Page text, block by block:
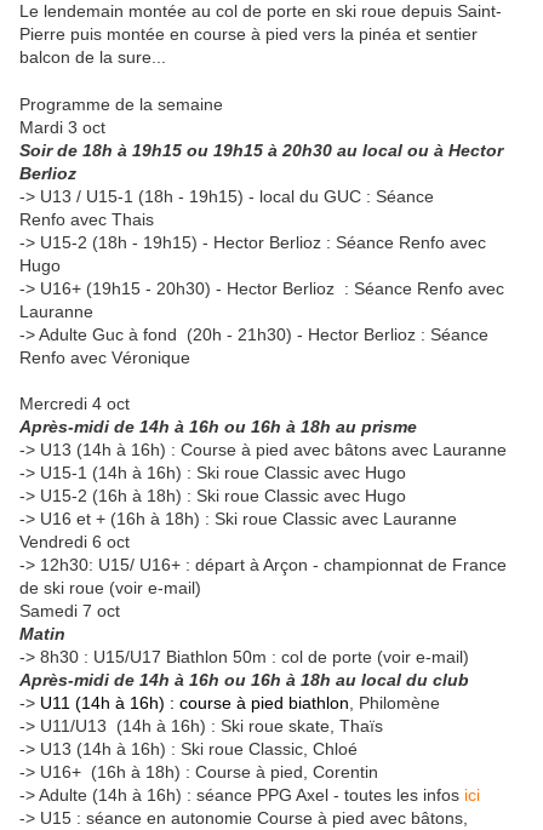
Le lendemain montée au col de porte en ski roue depuis Saint-
Pierre puis montée en course à pied vers la pinéa et sentier
balcon de la sure...
Programme de la semaine
Mardi 3 oct
Soir de 18h à 19h15 ou 19h15 à 20h30 au local ou à Hector
Berlioz
-> U13 / U15-1 (18h - 19h15) - local du GUC : Séance
Renfo avec Thais
-> U15-2 (18h - 19h15) - Hector Berlioz : Séance Renfo avec
Hugo
-> U16+ (19h15 - 20h30) - Hector Berlioz : Séance Renfo avec
Lauranne
-> Adulte Guc à fond (20h - 21h30) - Hector Berlioz : Séance
Renfo avec Véronique
Mercredi 4 oct
Après-midi de 14h à 16h ou 16h à 18h au prisme
-> U13 (14h à 16h) : Course à pied avec bâtons avec Lauranne
-> U15-1 (14h à 16h) : Ski roue Classic avec Hugo
-> U15-2 (16h à 18h) : Ski roue Classic avec Hugo
-> U16 et + (16h à 18h) : Ski roue Classic avec Lauranne
Vendredi 6 oct
-> 12h30: U15/ U16+ : départ à Arçon - championnat de France
de ski roue (voir e-mail)
Samedi 7 oct
Matin
-> 8h30 : U15/U17 Biathlon 50m : col de porte (voir e-mail)
Après-midi de 14h à 16h ou 16h à 18h au local du club
-> U11 (14h à 16h) : course à pied biathlon , Philomène
-> U11/U13 (14h à 16h) : Ski roue skate, Thaïs
-> U13 (14h à 16h) : Ski roue Classic, Chloé
-> U16+ (16h à 18h) : Course à pied, Corentin
-> Adulte (14h à 16h) : séance PPG Axel - toutes les infos ici
-> U15 : séance en autonomie Course à pied avec bâtons,